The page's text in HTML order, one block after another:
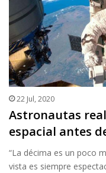
22 Jul, 2020
Astronautas
espacial antes
“La décima es un poco
vista es siempre